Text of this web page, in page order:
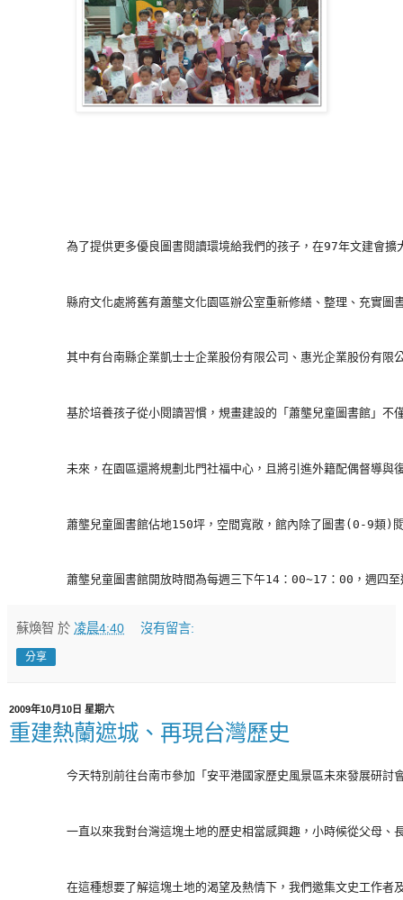
縣府文化處將舊有蕭壟文化園區辦公室重新修繕、整理、充實圖
其中有台南縣企業凱士士企業股份有限公司、惠光企業股份有
基於培養孩子從小閱讀習慣，規畫建設的「蕭壟兒童圖書館」不
未來，在園區還將規劃北門社福中心，且將引進外籍配偶督導與
蕭壟兒童圖書館佔地150坪，空間寬敞，館內除了圖書(0-9類)閱
蕭壟兒童圖書館開放時間為每週三下午14：00~17：00，週四
蘇煥智 於 凌晨4:40 沒有留言:
分享
2009年10月10日 星期六
重建熱蘭遮城、再現台灣歷史
一直以來我對台灣這塊土地的歷史相當感興趣，小時候從父母、
在這種想要了解這塊土地的渴望及熱情下，我們邀集文史工作者